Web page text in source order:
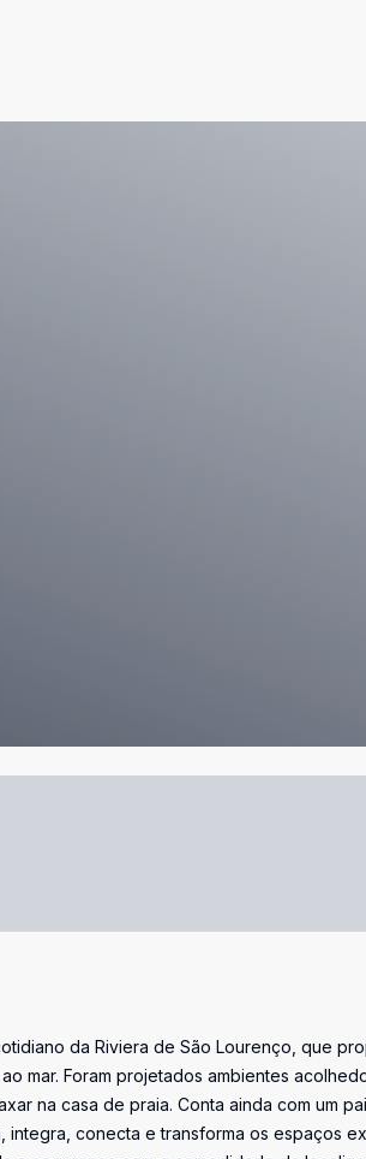
da Riviera de São Lourenço, que
mar. Foram projetados ambientes
na casa de praia. Conta ainda com um
conecta e transforma os espaços